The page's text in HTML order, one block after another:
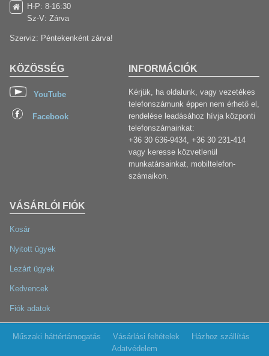
H-P: 8-16:30
Sz-V: Zárva
Szerviz: Péntekenként zárva!
VÁSÁRLÓI FIÓK
Kosár
Nyitott ügyek
Lezárt ügyek
Kedvencek
Fiók adatok
KÖZÖSSÉG
YouTube
Facebook
INFORMÁCIÓK
Kérjük, ha oldalunk, vagy vezetékes
telefonszámunk éppen nem érhető el,
rendelése leadásához hívja központi
telefonszámainkat:
+36 30 636-9434, +36 30 231-414
vagy keresse közvetlenül
munkatársainkat, mobiltelefon-
számaikon.
Műszaki háttértámogatás Vásárlási feltételek
Házhoz szállítás
Adatvédelem